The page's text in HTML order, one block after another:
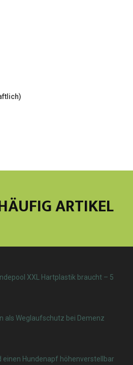
ARTIKEL
XXL Hartplastik braucht – 5
als Weglaufschutz bei Demenz
einen Hundenapf höhenverstellbar